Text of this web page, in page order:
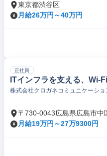
東京都渋谷区
月給26万円～40万円
正社員
ITインフラを支える、Wi-
株式会社クロガネコミュニケーショ
〒730-0043広島県広島市中
月給19万円～27万9300円